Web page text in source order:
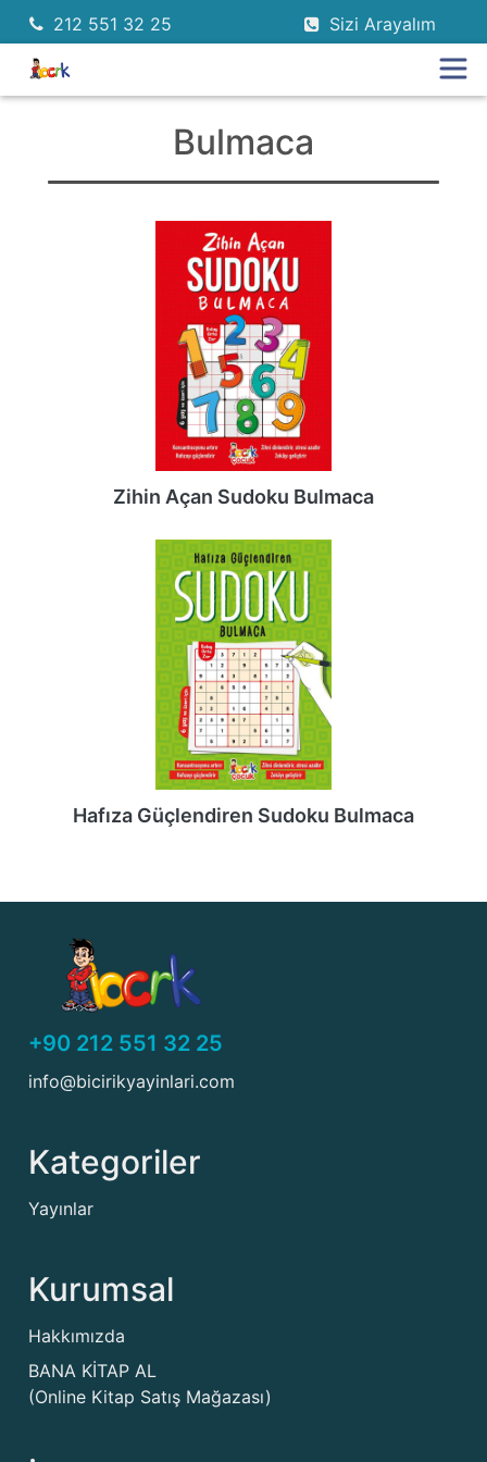
212 551 32 25 Sizi Arayalım
Bulmaca
Zihin Açan Sudoku Bulmaca
Hafıza Güçlendiren Sudoku Bulmaca
+90 212 551 32 25
info@bicirikyayinlari.com
Kategoriler
Yayınlar
Kurumsal
Hakkımızda
BANA KİTAP AL
(Online Kitap Satış Mağazası)